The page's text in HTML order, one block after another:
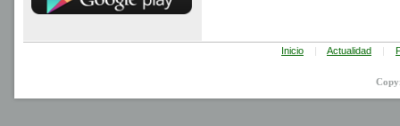
Inicio | Actualidad |